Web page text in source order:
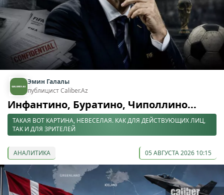
Эмин Галалы
публицист Caliber.Az
Инфантино, Буратино, Чиполлино...
ТАКАЯ ВОТ КАРТИНА, НЕВЕСЕЛАЯ. КАК ДЛЯ ДЕЙСТВУЮЩИХ ЛИЦ,
ТАК И ДЛЯ ЗРИТЕЛЕЙ
АНАЛИТИКА 05 АВГУСТА 2026 10:15